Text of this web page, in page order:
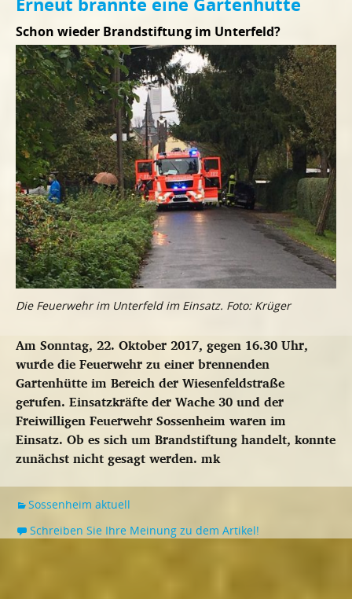
Schon wieder Brandstiftung im Unterfeld?
Die Feuerwehr im Unterfeld im Einsatz. Foto: Krüger
Am Sonntag, 22. Oktober 2017, gegen 16.30 Uhr,
wurde die Feuerwehr zu einer brennenden
Gartenhütte im Bereich der Wiesenfeldstraße
gerufen. Einsatzkräfte der Wache 30 und der
Freiwilligen Feuerwehr Sossenheim waren im
Einsatz. Ob es sich um Brandstiftung handelt, konnte
zunächst nicht gesagt werden. mk
Sossenheim aktuell
Schreiben Sie Ihre Meinung zu dem Artikel!